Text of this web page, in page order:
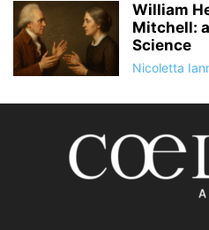
William
Mitchell:
Science
Nicoletta